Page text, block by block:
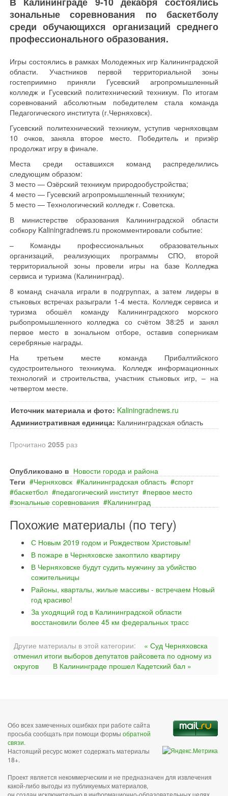
зональные соревнования по баскетболу
среди обучающихся организаций среднего
профессионального образования.
Игры состоялись в рамках Молодежных игр Калининградской
области. Участников первой территориальной зоны
гостеприимно приняли Гусевский агропромышленный
колледж и Гусевский политехнический техникум. По итогам
соревнований абсолютным победителем стала команда
Педагогического института (г.Черняховск).
Гусевский политехнический техникум, уступив черняховцам
10 очков, заняла второе место. Победитель и призёр
продолжат игру в финале.
Места среди оставшихся команд распределились
следующим образом:
3 место — Озёрский техникум природообустройства;
4 место — Гусевский агропромышленный техникум;
5 место — Технологический колледж г. Советска.
В министерстве образования Калининградской области
собкору Kaliningradnews.ru прокомментировали событие:
– Команды профессиональных образовательных
организаций, реализующих программы СПО, второй
территориальной зоны провели игры на базе Колледжа
сервиса и туризма (Калининград).
8 команд сначала играли в подгруппах, а затем лидеры в
стыковых встречах разыграли 1-4 места. Колледж сервиса и
туризма обошёл команду Калининградского морского
рыбопромышленного колледжа со счётом 38:25 и занял
первое место в зональном отборе, оставив соперникам
серебряные награды.
На третьем месте команда Прибалтийского
судостроительного техникума. Колледж информационных
технологий и строительства, участник стыковых игр, – на
четвертом месте.
Источник материала и фото: Kaliningradnews.ru
Административная единица: Калининградская область
Прочитано 2055 раз
Опубликовано в Новости города и района
Теги
Черняховск Калининградская область
спорт
баскетбол
педагогический институт
первое место
зональные соревнования
Калининград
Похожие материалы (по тегу)
С Новым 2019 годом и Рождеством Христовым!
В пожаре в Черняховске закоптило квартиру
В Черняховске будут судить мужчину за убийство
сожительницы
Районы, кварталы, жилые массивы - встречаем Новый
год красиво!
За уходящий год в Калининградской области
восстановили более 45 км федеральных трасс
Другие материалы в этой категории:
« Суд Черняховска
отменил итоги выборов депутатов райсовета по одному из
округов
В Калининграде прошел Кадетский бал »
Обо всех замеченных ошибках при работе сайта
просьба сообщать при помощи формы обратной
связи.
Настоящий ресурс может содержать материалы
18+.
Проект является некоммерческим и не предназначен для извлечения
какой-либо выгоды из публикуемых материалов,
он создан исключительно в информационно-образовательных целях.